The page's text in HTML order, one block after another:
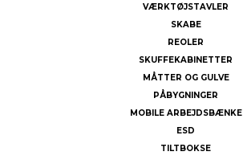
VÆRKTØJSTAVLER
SKABE
REOLER
SKUFFEKABINETTER
MÅTTER OG GULVE
PÅBYGNINGER
MOBILE ARBEJDSBÆNKE
ESD
TILTBOKSE